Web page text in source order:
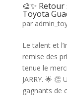
🎨✨
Toyota
par
Le talent et
remise des
tenue le
JARRY. 🌟
gagnants de